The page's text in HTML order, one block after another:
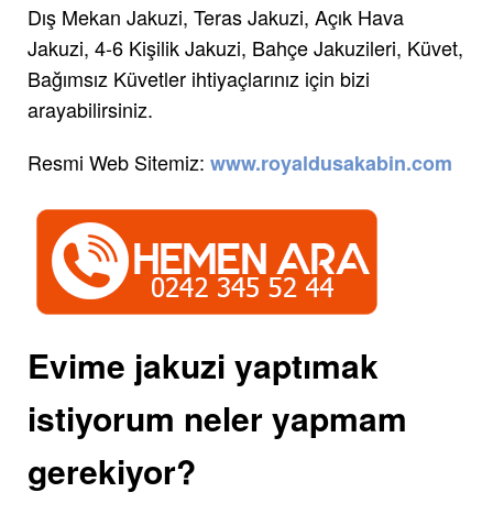
Dış Mekan Jakuzi, Teras Jakuzi, Açık Hava
Jakuzi, 4-6 Kişilik Jakuzi, Bahçe Jakuzileri, Küvet,
Bağımsız Küvetler ihtiyaçlarınız için bizi
arayabilirsiniz.
Resmi Web Sitemiz: www.royaldusakabin.com
Evime jakuzi yaptımak
istiyorum neler yapmam
gerekiyor?